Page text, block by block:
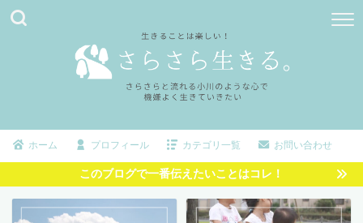
ホーム プロフィール カテゴリ一覧 お問い合わせ
このブログで一番伝えたいことはコレ！